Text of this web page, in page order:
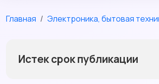
Главная Электроника, бытовая
Истек срок публикации